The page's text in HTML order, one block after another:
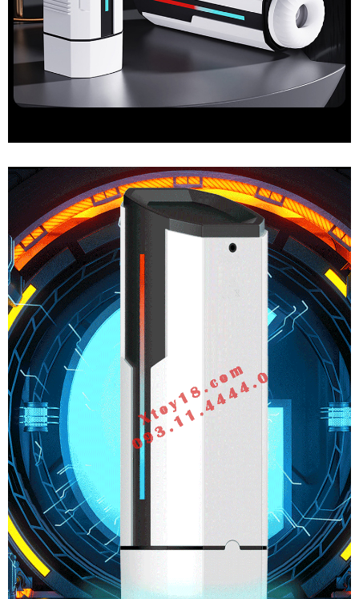
Âm
Đạo
Giả
Cao
Cấp
Ji
Yu
Ares
Rung
Thụt
Mút
Co
Bóp
Đa
Chức
Năng